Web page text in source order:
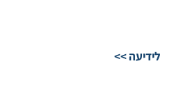
לידיעה >>